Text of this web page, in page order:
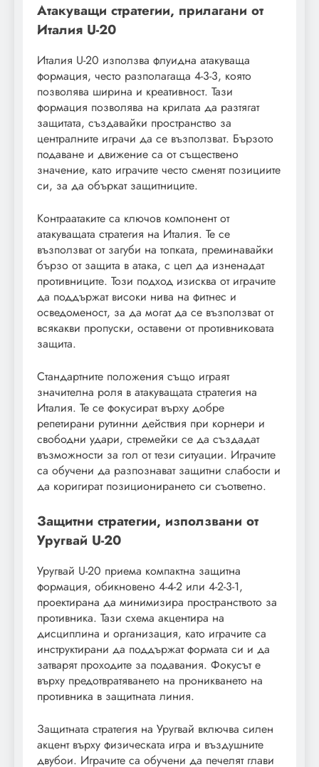
Атакуващи стратегии, прилагани от
Италия U-20
Италия U-20 използва флуидна атакуваща
формация, често разполагаща 4-3-3, която
позволява ширина и креативност. Тази
формация позволява на крилата да разтягат
защитата, създавайки пространство за
централните играчи да се възползват. Бързото
подаване и движение са от съществено
значение, като играчите често сменят позициите
си, за да объркат защитниците.
Контраатаките са ключов компонент от
атакуващата стратегия на Италия. Те се
възползват от загуби на топката, преминавайки
бързо от защита в атака, с цел да изненадат
противниците. Този подход изисква от играчите
да поддържат високи нива на фитнес и
осведоменост, за да могат да се възползват от
всякакви пропуски, оставени от противниковата
защита.
Стандартните положения също играят
значителна роля в атакуващата стратегия на
Италия. Те се фокусират върху добре
репетирани рутинни действия при корнери и
свободни удари, стремейки се да създадат
възможности за гол от тези ситуации. Играчите
са обучени да разпознават защитни слабости и
да коригират позиционирането си съответно.
Защитни стратегии, използвани от
Уругвай U-20
Уругвай U-20 приема компактна защитна
формация, обикновено 4-4-2 или 4-2-3-1,
проектирана да минимизира пространството за
противника. Тази схема акцентира на
дисциплина и организация, като играчите са
инструктирани да поддържат формата си и да
затварят проходите за подавания. Фокусът е
върху предотвратяването на проникването на
противника в защитната линия.
Защитната стратегия на Уругвай включва силен
акцент върху физическата игра и въздушните
двубои. Играчите са обучени да печелят глави